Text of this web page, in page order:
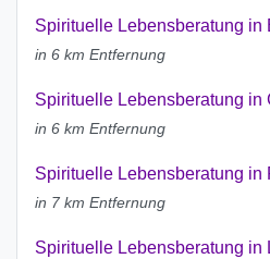
Spirituelle Lebensberatung in
in 6 km Entfernung
Spirituelle Lebensberatung in
in 6 km Entfernung
Spirituelle Lebensberatung in
in 7 km Entfernung
Spirituelle Lebensberatung in